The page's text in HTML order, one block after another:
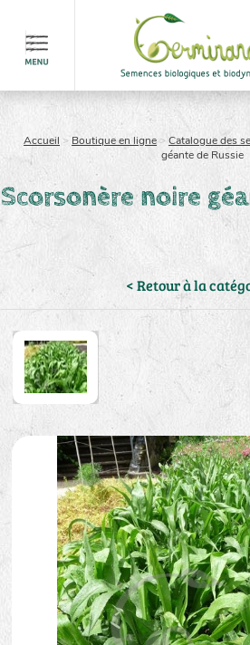
Accueil > Boutique en ligne >Catalogue des
géante de Russie
Scorsonère noire
< Retour à la